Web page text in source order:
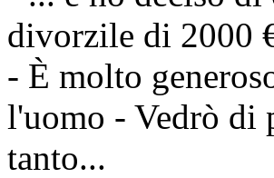
divorzile di 2000
- È molto
l'uomo - Vedrò di
tanto...